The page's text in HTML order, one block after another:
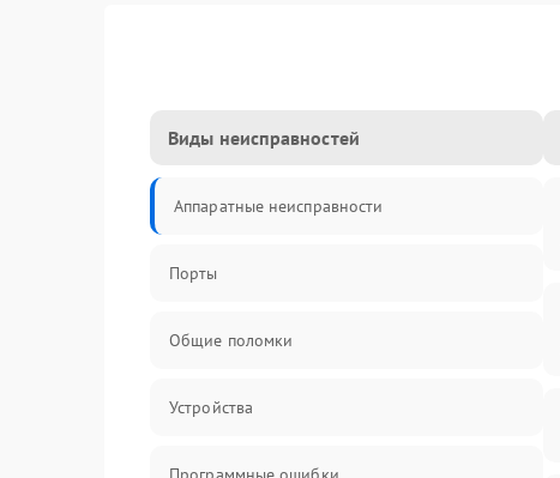
Виды неисправностей
Аппаратные неисправности
Порты
Общие поломки
Устройства